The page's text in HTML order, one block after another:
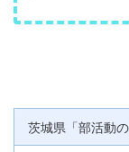
茨城県「部活動の